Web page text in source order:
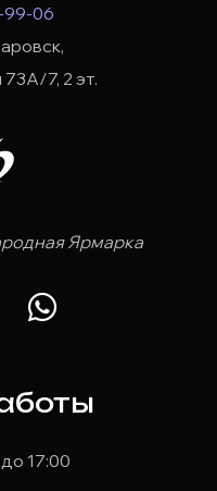
99-06
73А/7, 2 эт.
Ярмарка
17:00